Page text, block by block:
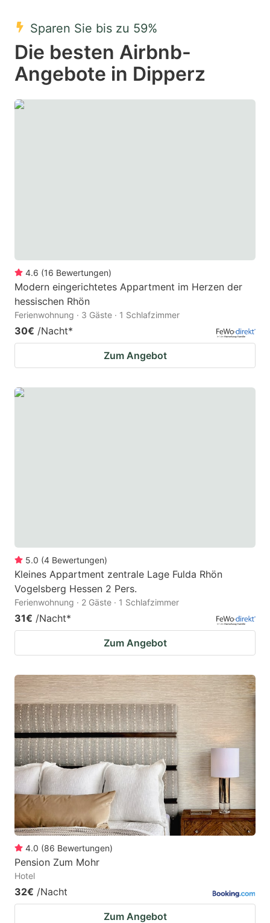
key
to
get
the
keyboard
to
get
the
keyboard
Sparen Sie bis zu 59%
Die besten Airbnb-
Angebote in Dipperz
4.6 (16 Bewertungen)
Modern eingerichtetes Appartment im Herzen der
hessischen Rhön
Ferienwohnung · 3 Gäste · 1 Schlafzimmer
30€ /Nacht*
Zum Angebot
5.0 (4 Bewertungen)
Kleines Appartment zentrale Lage Fulda Rhön
Vogelsberg Hessen 2 Pers.
Ferienwohnung · 2 Gäste · 1 Schlafzimmer
31€ /Nacht*
Zum Angebot
4.0 (86 Bewertungen)
Pension Zum Mohr
Hotel
32€ /Nacht
Zum Angebot